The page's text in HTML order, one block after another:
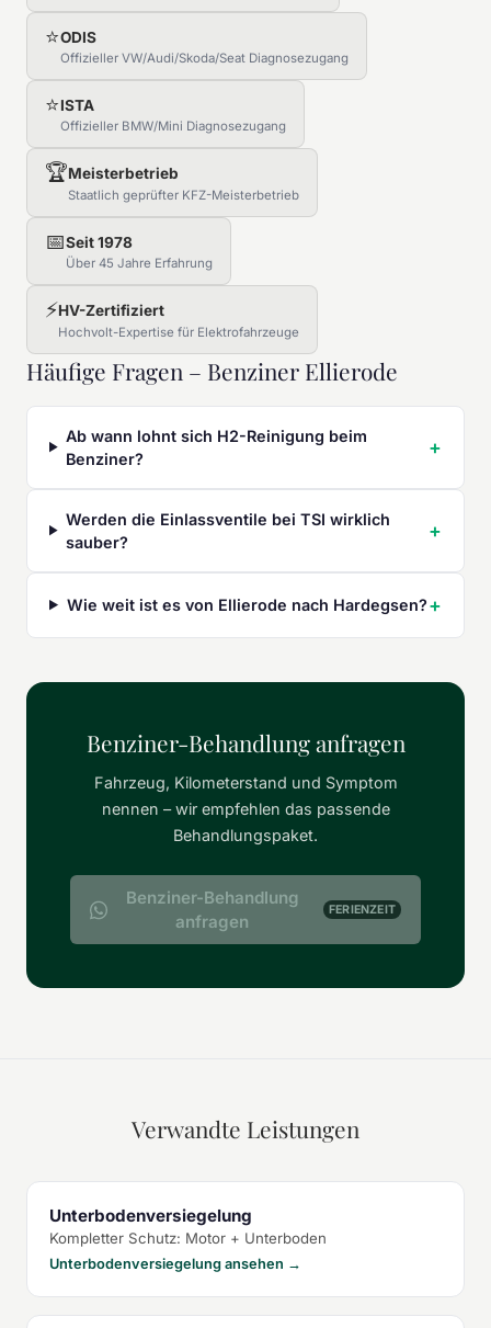
⭐ODIS
Offizieller VW/Audi/Skoda/Seat Diagnosezugang
⭐ISTA
Offizieller BMW/Mini Diagnosezugang
🏆Meisterbetrieb
Staatlich geprüfter KFZ-Meisterbetrieb
📅Seit 1978
Über 45 Jahre Erfahrung
⚡HV-Zertifiziert
Hochvolt-Expertise für Elektrofahrzeuge
Häufige Fragen – Benziner Ellierode
Ab wann lohnt sich H2-Reinigung beim
Benziner?
Werden die Einlassventile bei TSI wirklich
sauber?
Wie weit ist es von Ellierode nach Hardegsen?
Benziner-Behandlung anfragen
Fahrzeug, Kilometerstand und Symptom
nennen – wir empfehlen das passende
Behandlungspaket.
Benziner-Behandlung
anfragen
FERIENZEIT
Verwandte Leistungen
Unterbodenversiegelung
Kompletter Schutz: Motor + Unterboden
Unterbodenversiegelung ansehen →